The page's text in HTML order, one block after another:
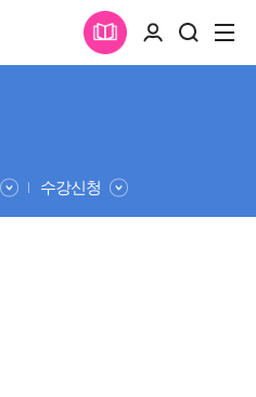
수강신청